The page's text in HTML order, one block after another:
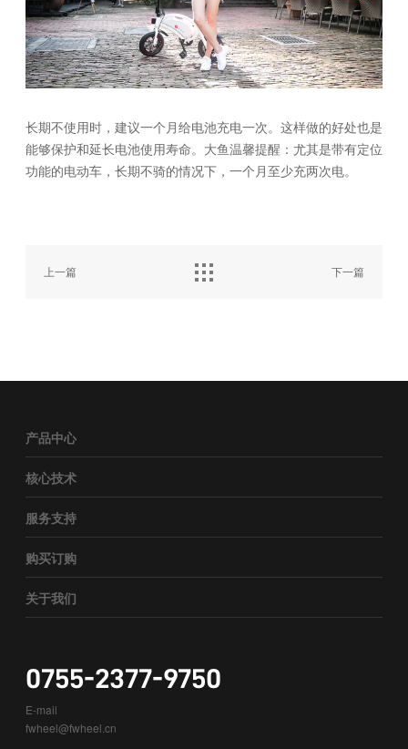
长期不使用时，建议一个月给电池充电一次。这样做的好处也是
能够保护和延长电池使用寿命。大鱼温馨提醒：尤其是带有定位
功能的电动车，长期不骑的情况下，一个月至少充两次电。
上一篇 下一篇
产品中心
核心技术
服务支持
购买订购
关于我们
0755-2377-9750
E-mail
fwheel@fwheel.cn